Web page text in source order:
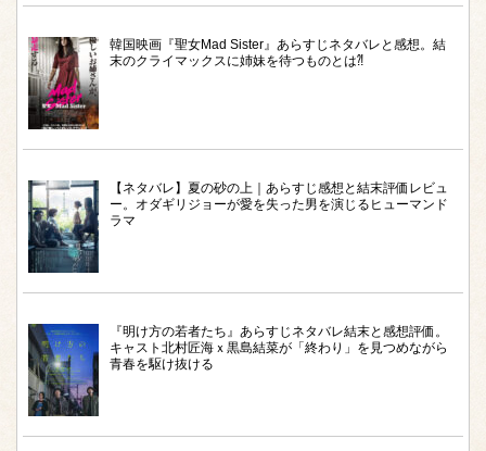
韓国映画『聖女Mad Sister』あらすじネタバレと感想。結
末のクライマックスに姉妹を待つものとは⁈
【ネタバレ】夏の砂の上｜あらすじ感想と結末評価レビュ
ー。オダギリジョーが愛を失った男を演じるヒューマンド
ラマ
『明け方の若者たち』あらすじネタバレ結末と感想評価。
キャスト北村匠海ｘ黒島結菜が「終わり」を見つめながら
青春を駆け抜ける